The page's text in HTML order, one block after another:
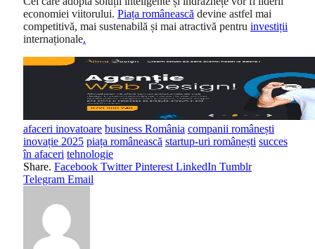
economiei viitorului. Piața românească devine astfel mai
competitivă, mai sustenabilă și mai atractivă pentru investiții
internaționale.
afaceri inovatoare business România companii românești
inovație 2025 piața românească startup-uri românești succes
în afaceri tehnologie
Share. Facebook Twitter Pinterest LinkedIn Tumblr
Telegram Email